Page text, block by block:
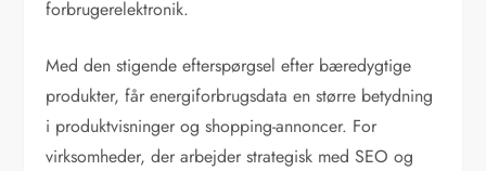
forbrugerelektronik.
Med den stigende efterspørgsel efter bæredygtige
produkter, får energiforbrugsdata en større betydning
i produktvisninger og shopping-annoncer. For
virksomheder, der arbejder strategisk med SEO og